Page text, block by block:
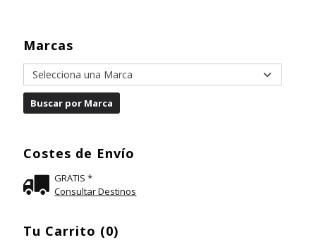
Marcas
Costes de Envío
GRATIS *
Consultar Destinos
Tu Carrito (0)